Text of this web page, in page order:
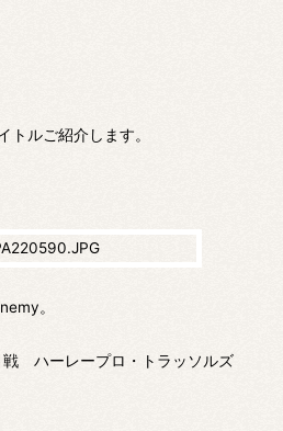
トルご紹介します。
。
戦 ハーレープロ・トラッソルズ